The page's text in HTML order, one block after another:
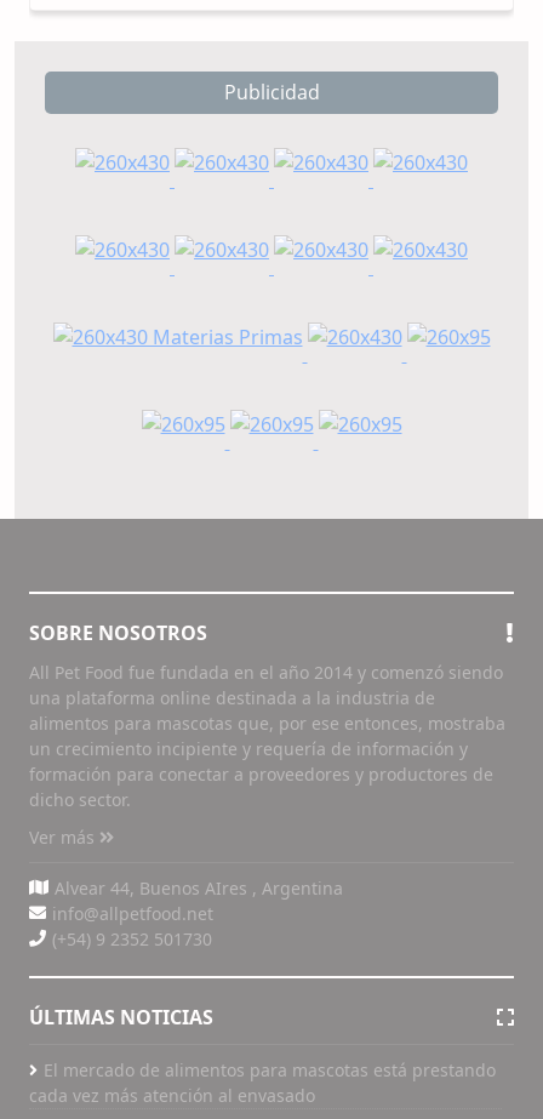
Publicidad
SOBRE NOSOTROS
All Pet Food fue fundada en el año 2014 y comenzó siendo
una plataforma online destinada a la industria de
alimentos para mascotas que, por ese entonces, mostraba
un crecimiento incipiente y requería de información y
formación para conectar a proveedores y productores de
dicho sector.
Ver más
Alvear 44, Buenos AIres , Argentina
info@allpetfood.net
(+54) 9 2352 501730
ÚLTIMAS NOTICIAS
El mercado de alimentos para mascotas está prestando
cada vez más atención al envasado